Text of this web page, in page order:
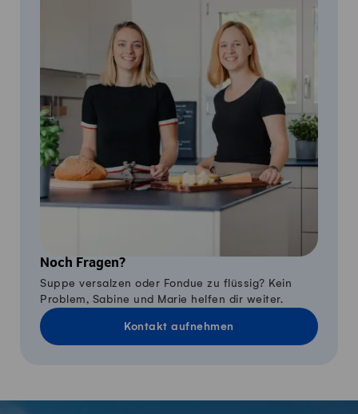
Noch Fragen?
Suppe versalzen oder Fondue zu flüssig? Kein
Problem, Sabine und Marie helfen dir weiter.
Kontakt aufnehmen